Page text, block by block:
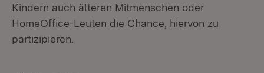
Kindern auch älteren Mitmenschen oder
HomeOffice-Leuten die Chance, hiervon zu
partizipieren.